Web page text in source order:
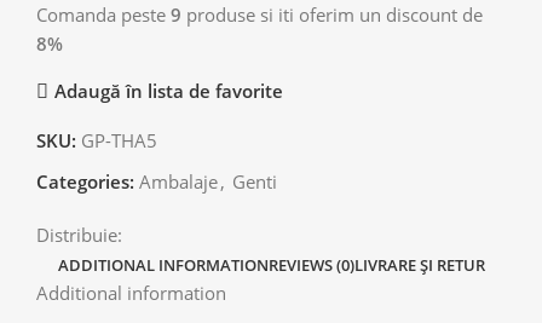
Comanda peste 9 produse si iti oferim un discount de
8%
Adaugă în lista de favorite
SKU: GP-THA5
Categories: Ambalaje, Genti
Distribuie:
ADDITIONAL INFORMATIONREVIEWS (0)LIVRARE ȘI RETUR
Additional information